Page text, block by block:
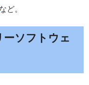
など。
ソフトウェ